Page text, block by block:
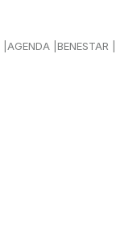
AGENDA BENESTAR